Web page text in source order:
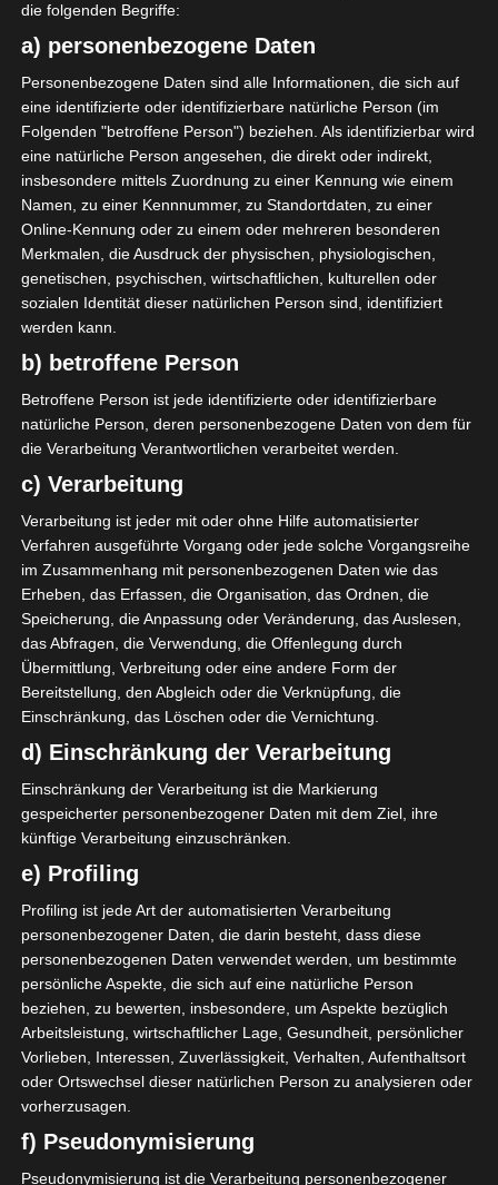
Voller Name
Position Mittelfeldspieler
Aktuelles Team
Étoile Sportive de
Métlaoui (ESM)
GESAMTE STATISTIK
Ligue 1 Pro (Tunesien)
2020/2021 3 3 270′
3
3 0 270′ 0 0 0 1 (0) 0
LETZTE BEGEGNUNGEN
Datum Ergebnis
Meisterschaft Tunesien 2020/21
17 März 2021
Heim
U
0:0
3 Feb. 2021
Auswärts
V
1:0
31 Jan. 2021
Heim
V
0:3
90`
26 Jan. 2021
Auswärts 2:1
23 Jan. 2021
Heim
G
1:0
12 Jan. 2021
Auswärts
U
0:0
G
0:1
die folgenden Begriffe:
a) personenbezogene Daten
Personenbezogene Daten sind alle Informationen, die sich auf
eine identifizierte oder identifizierbare natürliche Person (im
Folgenden "betroffene Person") beziehen. Als identifizierbar wird
eine natürliche Person angesehen, die direkt oder indirekt,
insbesondere mittels Zuordnung zu einer Kennung wie einem
Namen, zu einer Kennnummer, zu Standortdaten, zu einer
Online-Kennung oder zu einem oder mehreren besonderen
Merkmalen, die Ausdruck der physischen, physiologischen,
genetischen, psychischen, wirtschaftlichen, kulturellen oder
sozialen Identität dieser natürlichen Person sind, identifiziert
werden kann.
b) betroffene Person
Betroffene Person ist jede identifizierte oder identifizierbare
natürliche Person, deren personenbezogene Daten von dem für
die Verarbeitung Verantwortlichen verarbeitet werden.
c) Verarbeitung
Verarbeitung ist jeder mit oder ohne Hilfe automatisierter
Verfahren ausgeführte Vorgang oder jede solche Vorgangsreihe
im Zusammenhang mit personenbezogenen Daten wie das
Erheben, das Erfassen, die Organisation, das Ordnen, die
Speicherung, die Anpassung oder Veränderung, das Auslesen,
das Abfragen, die Verwendung, die Offenlegung durch
Übermittlung, Verbreitung oder eine andere Form der
Bereitstellung, den Abgleich oder die Verknüpfung, die
Einschränkung, das Löschen oder die Vernichtung.
d) Einschränkung der Verarbeitung
Einschränkung der Verarbeitung ist die Markierung
gespeicherter personenbezogener Daten mit dem Ziel, ihre
künftige Verarbeitung einzuschränken.
e) Profiling
Profiling ist jede Art der automatisierten Verarbeitung
personenbezogener Daten, die darin besteht, dass diese
personenbezogenen Daten verwendet werden, um bestimmte
persönliche Aspekte, die sich auf eine natürliche Person
beziehen, zu bewerten, insbesondere, um Aspekte bezüglich
Arbeitsleistung, wirtschaftlicher Lage, Gesundheit, persönlicher
Vorlieben, Interessen, Zuverlässigkeit, Verhalten, Aufenthaltsort
oder Ortswechsel dieser natürlichen Person zu analysieren oder
vorherzusagen.
f) Pseudonymisierung
Pseudonymisierung ist die Verarbeitung personenbezogener